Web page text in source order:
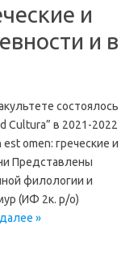
и
и в
состоялось
Cultura” в 2021-2022
omen: греческие и
Представлены
филологии и
(ИФ 2к. р/о)
»